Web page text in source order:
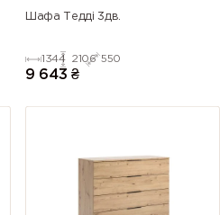
Шафа Тедді 3дв.
1344 2106 550
9 643 ₴